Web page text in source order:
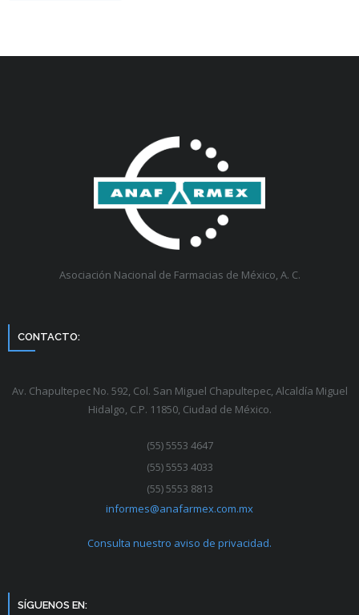
Asociación Nacional de Farmacias de México, A. C.
CONTACTO:
Av. Chapultepec No. 592, Col. San Miguel Chapultepec, Alcaldía Miguel
Hidalgo, C.P. 11850, Ciudad de México.
(55) 5553 4647
(55) 5553 4033
(55) 5553 8813
informes@anafarmex.com.mx
Consulta nuestro aviso de privacidad.
SÍGUENOS EN: